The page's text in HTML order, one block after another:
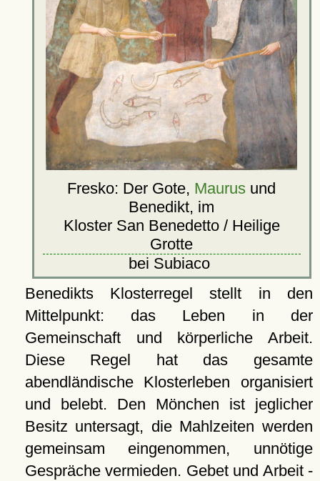
Fresko: Der Gote, Maurus und
Benedikt, im
Kloster San Benedetto / Heilige
Grotte
bei Subiaco
Benedikts Klosterregel stellt in den
Mittelpunkt: das Leben in der
Gemeinschaft und körperliche Arbeit.
Diese Regel hat das gesamte
abendländische Klosterleben organisiert
und belebt. Den Mönchen ist jeglicher
Besitz untersagt, die Mahlzeiten werden
gemeinsam eingenommen, unnötige
Gespräche vermieden. Gebet und Arbeit -